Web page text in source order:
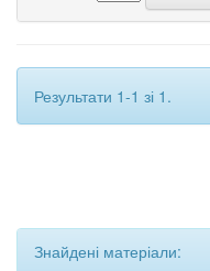
Результати 1-1 зі 1.
Знайдені матеріали: